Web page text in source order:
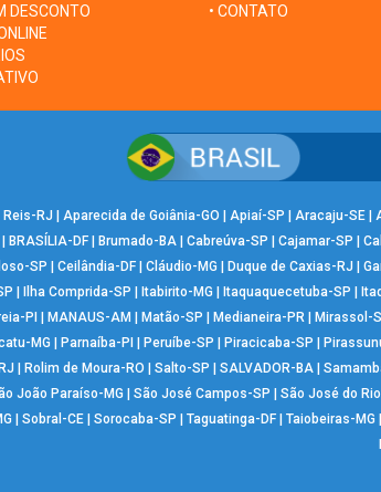
DESCONTO
• CONTATO
Reis-RJ | Aparecida de Goiânia-GO | Apiaí-SP | Aracaju-SE|
| BRASÍLIA-DF| Brumado-BA| Cabreúva-SP | Cajamar-SP |
SP | Ceilândia-DF | Cláudio-MG | Duque de Caxias-RJ |
| Ilha Comprida-SP | Itabirito-MG | Itaquaquecetuba-SP |
PI | MANAUS-AM | Matão-SP | Medianeira-PR | Mirassol-
MG | Parnaíba-PI | Peruíbe-SP | Piracicaba-SP |
| Rolim de Moura-RO | Salto-SP | SALVADOR-BA |
João Paraíso-MG | São José Campos-SP | São José do
| Sobral-CE| Sorocaba-SP | Taguatinga-DF| Taiobeiras-MG |